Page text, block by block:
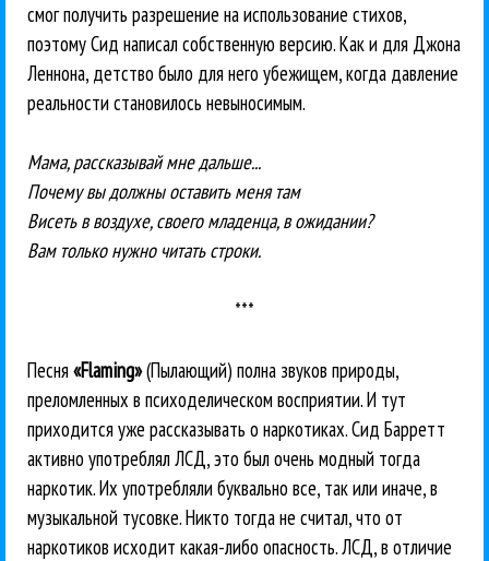
смог получить разрешение на использование стихов,
поэтому Сид написал собственную версию. Как и для Джона
Леннона, детство было для него убежищем, когда давление
реальности становилось невыносимым.
Мама, рассказывай мне дальше...
Почему вы должны оставить меня там
Висеть в воздухе, своего младенца, в ожидании?
Вам только нужно читать строки.
***
Песня«Flaming»(Пылающий) полна звуков природы,
преломленных в психоделическом восприятии. И тут
приходится уже рассказывать о наркотиках. Сид Барретт
активно употреблял ЛСД, это был очень модный тогда
наркотик. Их употребляли буквально все, так или иначе, в
музыкальной тусовке. Никто тогда не считал, что от
наркотиков исходит какая-либо опасность. ЛСД, в отличие